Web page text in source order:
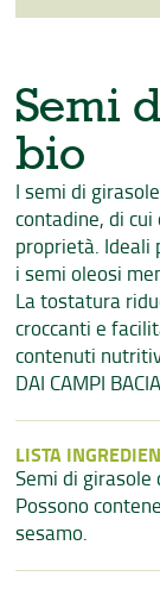
Semi
bio
I semi di
contadine, di
proprietà. Ideali
i semi oleosi
La tostatura
croccanti e
contenuti
DAI CAMPI
LISTA
Semi di
Possono
sesamo.